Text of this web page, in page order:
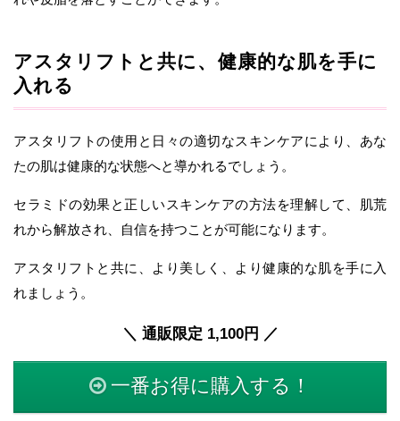
アスタリフトと共に、健康的な肌を手に
入れる
アスタリフトの使用と日々の適切なスキンケアにより、あな
たの肌は健康的な状態へと導かれるでしょう。
セラミドの効果と正しいスキンケアの方法を理解して、肌荒
れから解放され、自信を持つことが可能になります。
アスタリフトと共に、より美しく、より健康的な肌を手に入
れましょう。
＼ 通販限定 1,100円 ／
一番お得に購入する！